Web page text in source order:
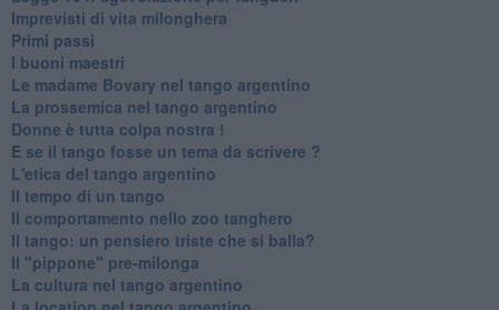
Imprevisti di vita milonghera
Primi passi
I buoni maestri
Le madame Bovary nel tango argentino
La prossemica nel tango argentino
Donne è tutta colpa nostra !
E se il tango fosse un tema da scrivere ?
L'etica del tango argentino
Il tempo di un tango
Il comportamento nello zoo tanghero
Il tango: un pensiero triste che si balla?
Il "pippone" pre-milonga
La cultura nel tango argentino